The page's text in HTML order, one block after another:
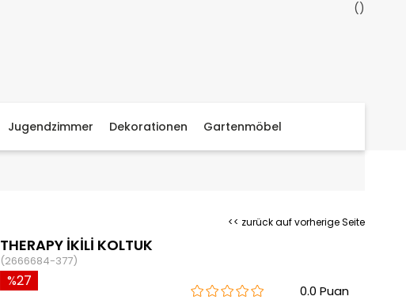
Jugendzimmer Dekorationen Gartenmöbel
<< zurück auf vorherige Seite
THERAPY İKİLİ KOLTUK
(2666684-377)
0.0
27